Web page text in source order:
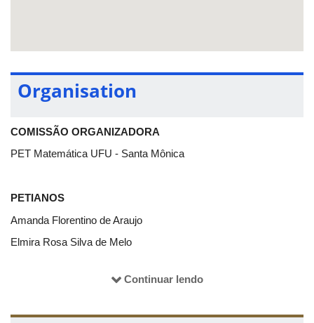
contribuição.
Organisation
COMISSÃO ORGANIZADORA
PET Matemática UFU - Santa Mônica
PETIANOS
Amanda Florentino de Araujo
Elmira Rosa Silva de Melo
Gabriel Melo Gomes Pereira
Continuar lendo